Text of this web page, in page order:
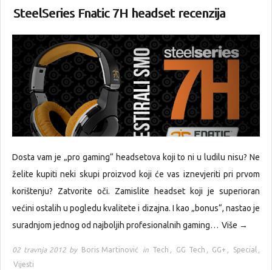
SteelSeries Fnatic 7H headset recenzija
Dosta vam je „pro gaming“ headsetova koji to ni u ludilu nisu? Ne
želite kupiti neki skupi proizvod koji će vas iznevjeriti pri prvom
korištenju? Zatvorite oči. Zamislite headset koji je superioran
većini ostalih u pogledu kvalitete i dizajna. I kao „bonus“, nastao je
suradnjom jednog od najboljih profesionalnih gaming… Više →
02 travnja 2012 by Boris Martinović in Tech , GG Tech , GG+ , Special ,
Vijesti